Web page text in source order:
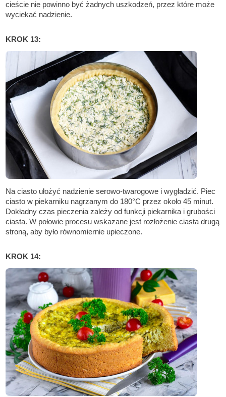
cieście nie powinno być żadnych uszkodzeń, przez które może
wyciekać nadzienie.
KROK 13:
Na ciasto ułożyć nadzienie serowo-twarogowe i wygładzić. Piec
ciasto w piekarniku nagrzanym do 180°C przez około 45 minut.
Dokładny czas pieczenia zależy od funkcji piekarnika i grubości
ciasta. W połowie procesu wskazane jest rozłożenie ciasta drugą
stroną, aby było równomiernie upieczone.
KROK 14: